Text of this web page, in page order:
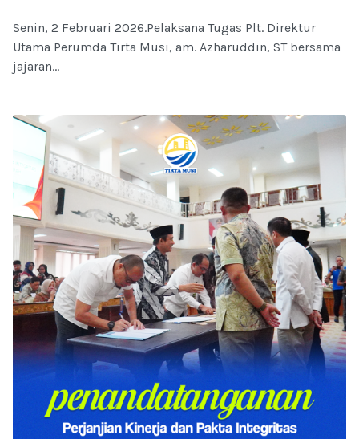
Senin, 2 Februari 2026.Pelaksana Tugas Plt. Direktur
Utama Perumda Tirta Musi, am. Azharuddin, ST bersama
jajaran...